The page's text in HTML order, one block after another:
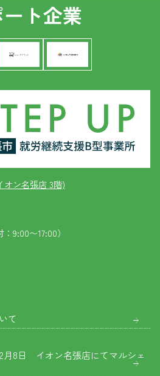
ト企業
オン名張店 3階)
9:00〜17:00）
て
2月8日 イオン名張店にてマルシェ